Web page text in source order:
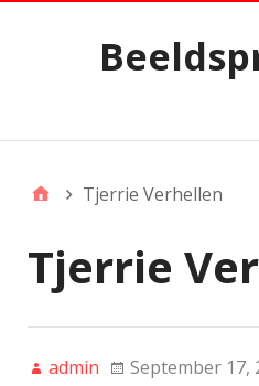
Tjerrie Verhellen
Tjerrie
admin September 17,